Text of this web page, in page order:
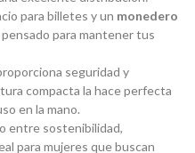
para billetes y un monedero
pensado para mantener tus
seguridad y
compacta la hace perfecta
en la mano.
entre sostenibilidad,
para mujeres que buscan